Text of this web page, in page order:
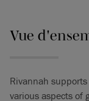
Vue
Rivannah
various aspects of